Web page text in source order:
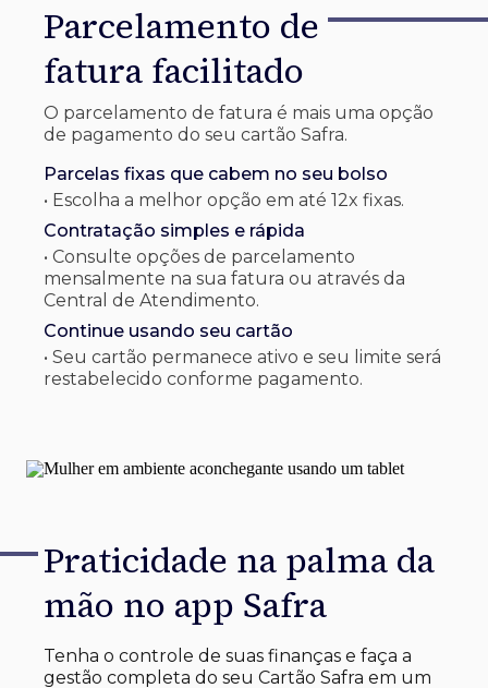
Parcelamento de
fatura facilitado
O parcelamento de fatura é mais uma opção
de pagamento do seu cartão Safra.
Parcelas fixas que cabem no seu bolso
• Escolha a melhor opção em até 12x fixas.
Contratação simples e rápida
• Consulte opções de parcelamento
mensalmente na sua fatura ou através da
Central de Atendimento.
Continue usando seu cartão
• Seu cartão permanece ativo e seu limite será
restabelecido conforme pagamento.
Praticidade na palma da
mão no app Safra
Tenha o controle de suas finanças e faça a
gestão completa do seu Cartão Safra em um